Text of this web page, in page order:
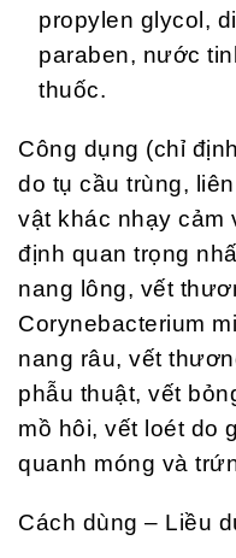
propylen glycol,
paraben, nước
thuốc.
Công dụng (chỉ
do tụ cầu trùng,
vật khác nhạy cảm
định quan trọng
nang lông, vết
Corynebacterium
nang râu, vết
phẫu thuật, vết
mồ hôi, vết loét do
quanh móng và
Cách dùng – Liều